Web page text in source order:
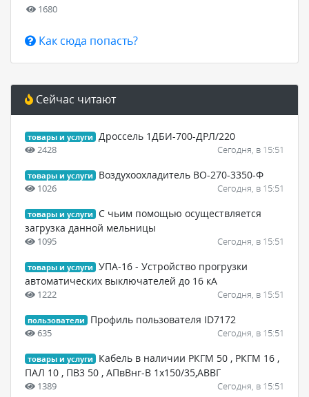
1680
Как сюда попасть?
Сейчас читают
товары и услуги Дроссель 1ДБИ-700-ДРЛ/220
2428 Сегодня, в 15:51
товары и услуги Воздухоохладитель ВО-270-3350-Ф
1026 Сегодня, в 15:51
товары и услуги
С чьим помощью осуществляется
загрузка данной мельницы
1095 Сегодня, в 15:51
товары и услуги
УПА-16 - Устройство прогрузки
автоматических выключателей до 16 кА
1222 Сегодня, в 15:51
пользователи Профиль пользователя ID7172
635 Сегодня, в 15:51
товары и услуги
Кабель в наличии РКГМ 50 , РКГМ 16 ,
ПАЛ 10 , ПВ3 50 , АПвВнг-В 1х150/35,АВВГ
1389 Сегодня, в 15:51